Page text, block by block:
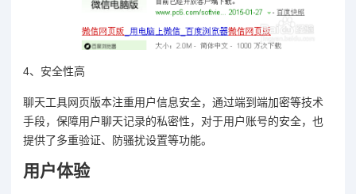
4、安全性高
聊天工具网页版本注重用户信息安全，通过端到端加密等技术
手段，保障用户聊天记录的私密性，对于用户账号的安全，也
提供了多重验证、防骚扰设置等功能。
用户体验